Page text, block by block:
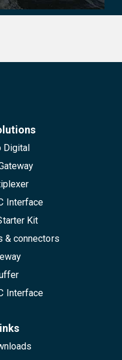
Digital
Interface
Kit
& connectors
Interface